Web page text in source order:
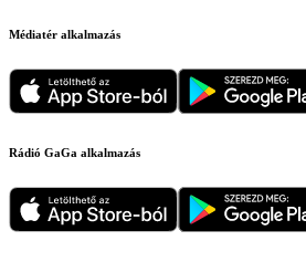
Médiatér alkalmazás
Rádió GaGa alkalmazás